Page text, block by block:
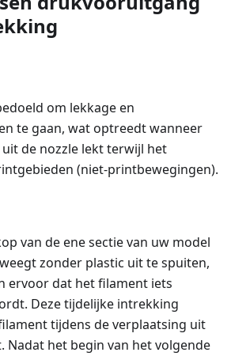
om lekkage en
te gaan, wat optreedt wanneer
de nozzle lekt terwijl het
(niet-printbewegingen).
van de ene sectie van uw model
zonder plastic uit te spuiten,
ervoor dat het filament iets
Deze tijdelijke intrekking
tijdens de verplaatsing uit
Nadat het begin van het volgende